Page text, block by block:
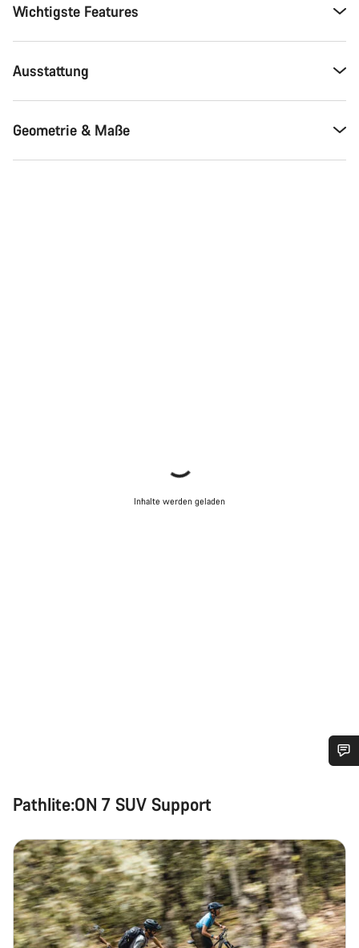
Wichtigste Features
Ausstattung
Geometrie & Maße
Inhalte werden geladen
Pathlite:ON 7 SUV Support
Chat starten
Schließen